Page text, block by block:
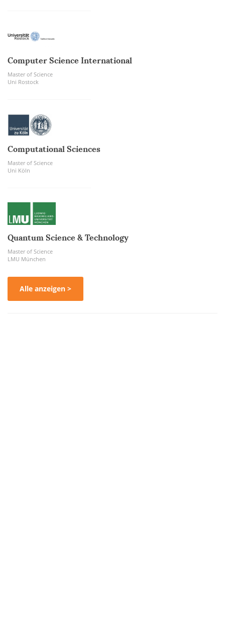
Computer Science International
Master of Science
Uni Rostock
Computational Sciences
Master of Science
Uni Köln
Quantum Science & Technology
Master of Science
LMU München
Alle anzeigen >